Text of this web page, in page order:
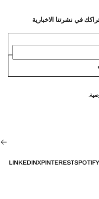
.
SPOTIFY
PINTEREST
X
LINKEDIN